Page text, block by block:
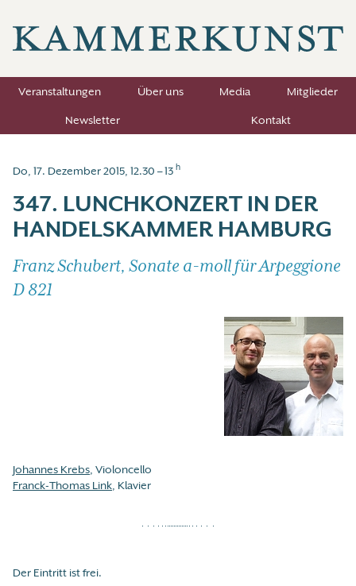
Veranstaltungen Über uns Media
Mitglieder
Newsletter
Kontakt
Do, 17. Dezember 2015, 12.30 – 13 h
347. LUNCHKONZERT IN DER
HANDELSKAMMER HAMBURG
Franz Schubert, Sonate a-moll für Arpeggione
D 821
Johannes Krebs, Violoncello
Franck-Thomas Link, Klavier
Der Eintritt ist frei.